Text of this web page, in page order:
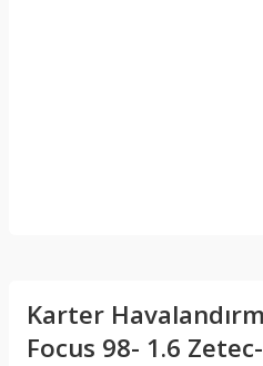
Karter
Focus 98- 1.6